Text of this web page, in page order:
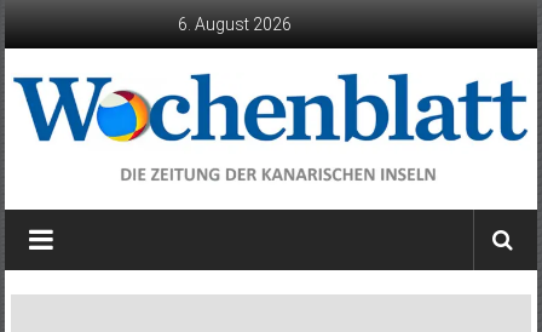
6. August 2026
Wochenblatt
die